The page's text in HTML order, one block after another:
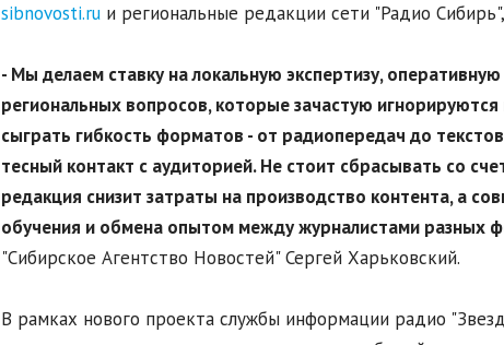
sibnovosti.ruи региональные редакции сети "Радио
- Мы делаем ставку на локальную экспертизу,
региональных вопросов, которые зачастую
сыграть гибкость форматов - от радиопередач до
тесный контакт с аудиторией.Не стоит сбрасывать со
редакция снизит затраты на производство контента, а
обучения и обмена опытом между журналистами разных
"Сибирское Агентство Новостей" Сергей Харьковский.
В рамках нового проекта службы информации радио